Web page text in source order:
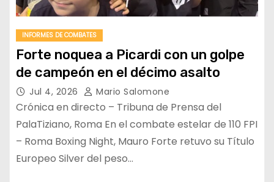
INFORMES DE COMBATES
Forte noquea a Picardi con un golpe
de campeón en el décimo asalto
Jul 4, 2026 Mario Salomone
Crónica en directo – Tribuna de Prensa del
PalaTiziano, Roma En el combate estelar de 110 FPI
– Roma Boxing Night, Mauro Forte retuvo su Título
Europeo Silver del peso…